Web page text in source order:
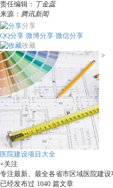
责任编辑： 丁金蕊
来源： 腾讯新闻
分享
QQ分享 微博分享 微信分享
收藏
>
医院建设项目大全
+关注
专注最新、最全各省市区域医院建设
已经发布过 1040 篇文章